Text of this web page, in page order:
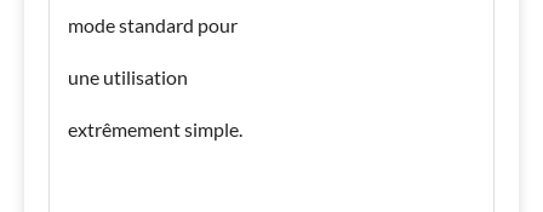
mode standard pour
une utilisation
extrêmement simple.